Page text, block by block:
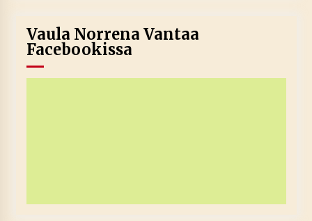
Vaula Norrena Vantaa
Facebookissa